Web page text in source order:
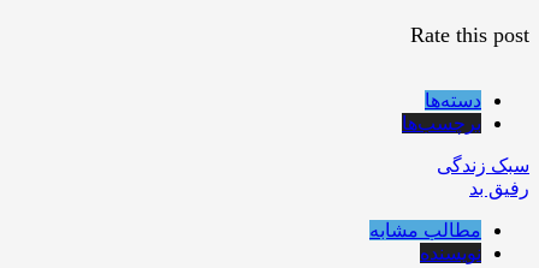
Rate this post
دسته‌ها
برچسب‌ها
سبک زندگی
رفیق بد
مطالب مشابه
نویسنده